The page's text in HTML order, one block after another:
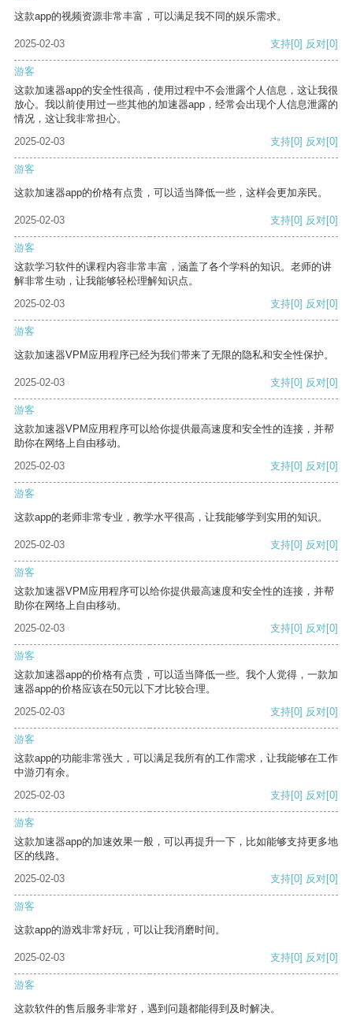
这款app的视频资源非常丰富，可以满足我不同的娱乐需求。
2025-02-03 支持[0] 反对[0]
游客
这款加速器app的安全性很高，使用过程中不会泄露个人信息，这让我很
放心。我以前使用过一些其他的加速器app，经常会出现个人信息泄露的
情况，这让我非常担心。
2025-02-03
支持[0] 反对[0]
游客
这款加速器app的价格有点贵，可以适当降低一些，这样会更加亲民。
2025-02-03 支持[0] 反对[0]
游客
这款学习软件的课程内容非常丰富，涵盖了各个学科的知识。老师的讲
解非常生动，让我能够轻松理解知识点。
2025-02-03
支持[0] 反对[0]
游客
这款加速器VPM应用程序已经为我们带来了无限的隐私和安全性保护。
2025-02-03 支持[0] 反对[0]
游客
这款加速器VPM应用程序可以给你提供最高速度和安全性的连接，并帮
助你在网络上自由移动。
2025-02-03
支持[0] 反对[0]
游客
这款app的老师非常专业，教学水平很高，让我能够学到实用的知识。
2025-02-03 支持[0] 反对[0]
游客
这款加速器VPM应用程序可以给你提供最高速度和安全性的连接，并帮
助你在网络上自由移动。
2025-02-03
支持[0] 反对[0]
游客
这款加速器app的价格有点贵，可以适当降低一些。我个人觉得，一款加
速器app的价格应该在50元以下才比较合理。
2025-02-03
支持[0] 反对[0]
游客
这款app的功能非常强大，可以满足我所有的工作需求，让我能够在工作
中游刃有余。
2025-02-03
支持[0] 反对[0]
游客
这款加速器app的加速效果一般，可以再提升一下，比如能够支持更多地
区的线路。
2025-02-03
支持[0] 反对[0]
游客
这款app的游戏非常好玩，可以让我消磨时间。
2025-02-03 支持[0] 反对[0]
游客
这款软件的售后服务非常好，遇到问题都能得到及时解决。